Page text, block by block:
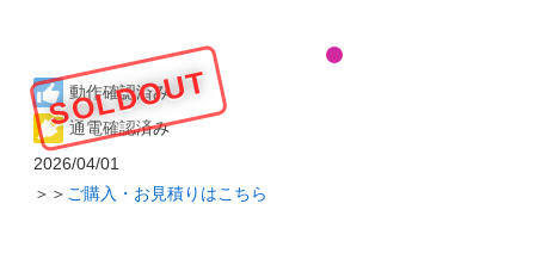
SOLDOUT
動作確認済み
通電確認済み
2026/04/01
＞＞ ご購入・お見積りはこちら